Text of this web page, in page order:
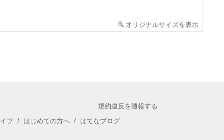
オリジナルサイズを表示
規約違反を通報する
フ / はじめての方へ / はてなブログ